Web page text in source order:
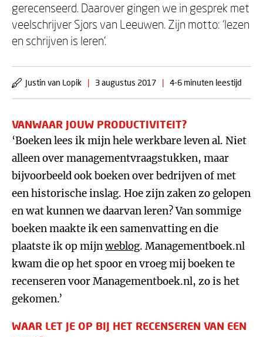
gerecenseerd. Daarover gingen we in gesprek met
veelschrijver Sjors van Leeuwen. Zijn motto: ‘lezen
en schrijven is leren’.
Justin van Lopik | 3 augustus 2017 | 4-6 minuten leestijd
VANWAAR JOUW PRODUCTIVITEIT?
‘Boeken lees ik mijn hele werkbare leven al. Niet
alleen over managementvraagstukken, maar
bijvoorbeeld ook boeken over bedrijven of met
een historische inslag. Hoe zijn zaken zo gelopen
en wat kunnen we daarvan leren? Van sommige
boeken maakte ik een samenvatting en die
plaatste ik op mijnweblog. Managementboek.nl
kwam die op het spoor en vroeg mij boeken te
recenseren voor Managementboek.nl, zo is het
gekomen.’
WAAR LET JE OP BIJ HET RECENSEREN VAN EEN